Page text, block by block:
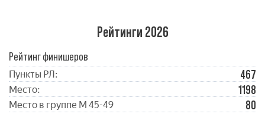
Рейтинги 2026
Рейтинг финишеров
Пункты РЛ: 467
Место: 1198
Место в группе М 45-49 80